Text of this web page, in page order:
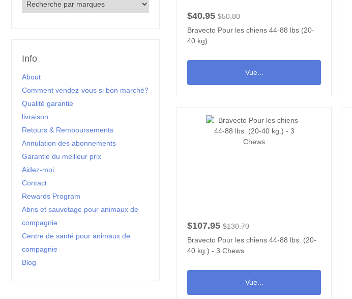
Info
About
Comment vendez-vous si bon marché?
Qualité garantie
livraison
Retours & Remboursements
Annulation des abonnements
Garantie du meilleur prix
Aidez-moi
Contact
Rewards Program
Abris et sauvetage pour animaux de
compagnie
Centre de santé pour animaux de
compagnie
Blog
$40.95 $50.80
Bravecto Pour les chiens 44-88 lbs (20-
40 kg)
Vue...
$107.95 $130.70
Bravecto Pour les chiens 44-88 lbs. (20-
40 kg.) - 3 Chews
Vue...